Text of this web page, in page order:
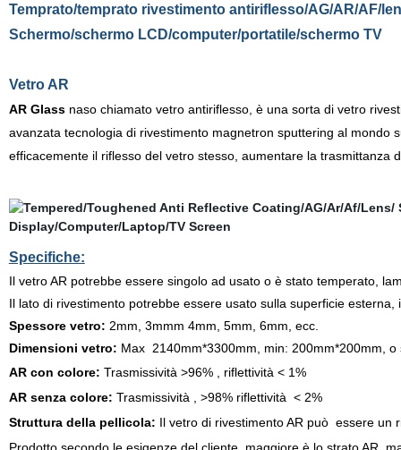
Temprato/temprato rivestimento antiriflesso/AG/AR/AF/
Schermo/schermo LCD/computer/portatile/schermo TV
Vetro AR
AR Glassnaso chiamato vetro antiriflesso, è una sorta di vetro
avanzata tecnologia di rivestimento magnetron sputtering al
efficacemente il riflesso del vetro stesso, aumentare la
Specifiche:
Il vetro AR potrebbe essere singolo ad usato o è stato temperato,
Il lato di rivestimento potrebbe essere usato sulla superficie
Spessore vetro: 2mm, 3mmm 4mm, 5mm, 6mm, ecc.
Dimensioni vetro: Max 2140mm*3300mm , min: 200mm*200mm ,
AR con colore: Trasmissività >96% , riflettività < 1%
AR senza colore: Trasmissività , >98% riflettività < 2%
Struttura della pellicola: Ilvetro di rivestimento AR può essere un